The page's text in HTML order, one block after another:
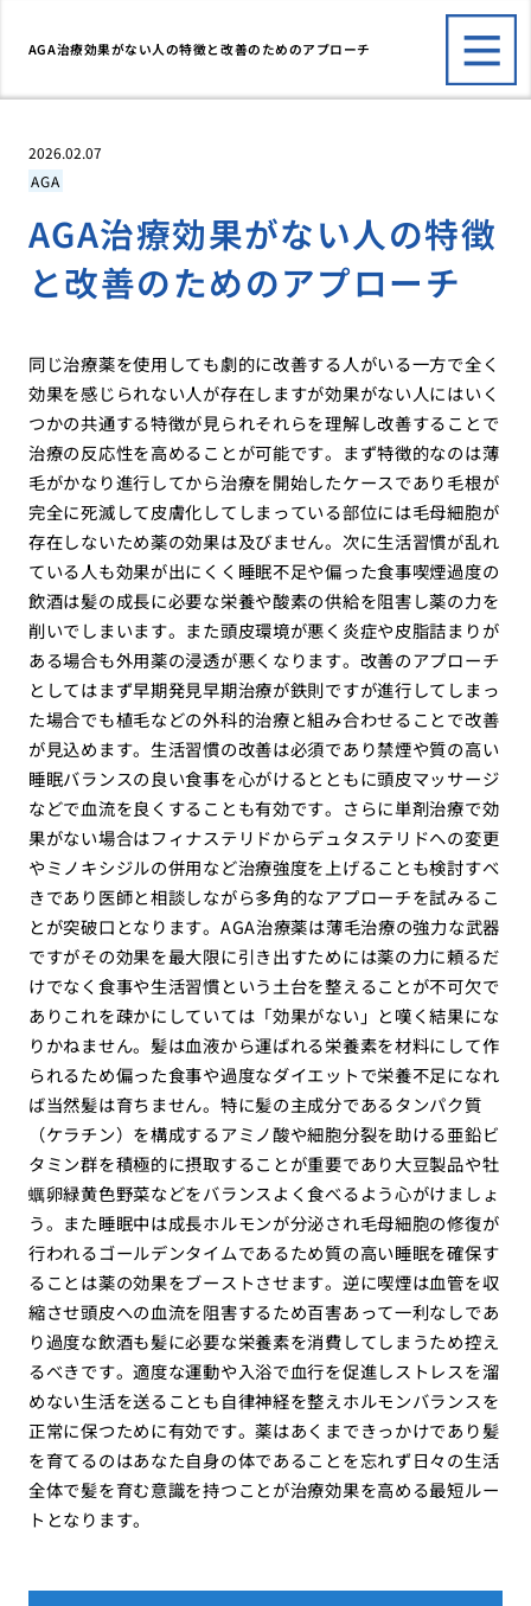
AGA治療効果がない人の特徴と改善のためのアプローチ
2026.02.07
AGA
AGA治療効果がない人の特徴
と改善のためのアプローチ
同じ治療薬を使用しても劇的に改善する人がいる一方で全く
効果を感じられない人が存在しますが効果がない人にはいく
つかの共通する特徴が見られそれらを理解し改善することで
治療の反応性を高めることが可能です。まず特徴的なのは薄
毛がかなり進行してから治療を開始したケースであり毛根が
完全に死滅して皮膚化してしまっている部位には毛母細胞が
存在しないため薬の効果は及びません。次に生活習慣が乱れ
ている人も効果が出にくく睡眠不足や偏った食事喫煙過度の
飲酒は髪の成長に必要な栄養や酸素の供給を阻害し薬の力を
削いでしまいます。また頭皮環境が悪く炎症や皮脂詰まりが
ある場合も外用薬の浸透が悪くなります。改善のアプローチ
としてはまず早期発見早期治療が鉄則ですが進行してしまっ
た場合でも植毛などの外科的治療と組み合わせることで改善
が見込めます。生活習慣の改善は必須であり禁煙や質の高い
睡眠バランスの良い食事を心がけるとともに頭皮マッサージ
などで血流を良くすることも有効です。さらに単剤治療で効
果がない場合はフィナステリドからデュタステリドへの変更
やミノキシジルの併用など治療強度を上げることも検討すべ
きであり医師と相談しながら多角的なアプローチを試みるこ
とが突破口となります。AGA治療薬は薄毛治療の強力な武器
ですがその効果を最大限に引き出すためには薬の力に頼るだ
けでなく食事や生活習慣という土台を整えることが不可欠で
ありこれを疎かにしていては「効果がない」と嘆く結果にな
りかねません。髪は血液から運ばれる栄養素を材料にして作
られるため偏った食事や過度なダイエットで栄養不足になれ
ば当然髪は育ちません。特に髪の主成分であるタンパク質
（ケラチン）を構成するアミノ酸や細胞分裂を助ける亜鉛ビ
タミン群を積極的に摂取することが重要であり大豆製品や牡
蠣卵緑黄色野菜などをバランスよく食べるよう心がけましょ
う。また睡眠中は成長ホルモンが分泌され毛母細胞の修復が
行われるゴールデンタイムであるため質の高い睡眠を確保す
ることは薬の効果をブーストさせます。逆に喫煙は血管を収
縮させ頭皮への血流を阻害するため百害あって一利なしであ
り過度な飲酒も髪に必要な栄養素を消費してしまうため控え
るべきです。適度な運動や入浴で血行を促進しストレスを溜
めない生活を送ることも自律神経を整えホルモンバランスを
正常に保つために有効です。薬はあくまできっかけであり髪
を育てるのはあなた自身の体であることを忘れず日々の生活
全体で髪を育む意識を持つことが治療効果を高める最短ルー
トとなります。